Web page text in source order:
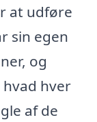
at udføre
sin egen
og
hver
af de